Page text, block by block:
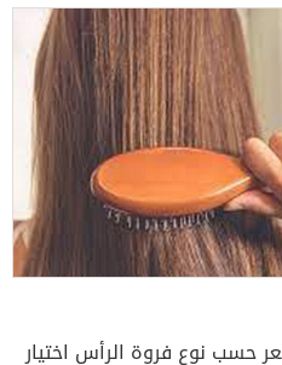
حسب نوع فروة الرأس اختيار